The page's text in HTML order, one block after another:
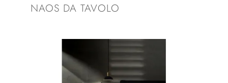
NAOS DA TAVOLO